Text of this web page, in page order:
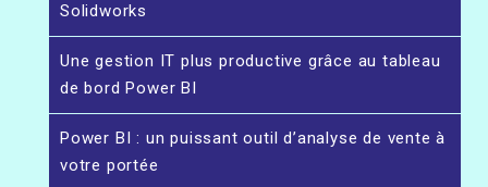
Solidworks
Une gestion IT plus productive grâce au tableau
de bord Power BI
Power BI : un puissant outil d’analyse de vente à
votre portée